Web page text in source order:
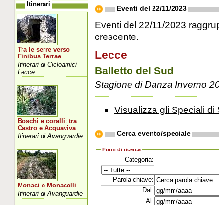
Eventi del 22/11/2023
Eventi del 22/11/2023
crescente.
Lecce
Balletto del Sud
Stagione di Danza Inverno
Visualizza gli Speciali di
Cerca evento/speciale
Form di ricerca
Categoria:
Parola chiave:
Dal:
Al:
Itinerari
Tra le serre verso
Finibus Terrae
Itinerari di Cicloamici
Lecce
Boschi e coralli: tra
Castro e Acquaviva
Itinerari di Avanguardie
Monaci e Monacelli
Itinerari di Avanguardie